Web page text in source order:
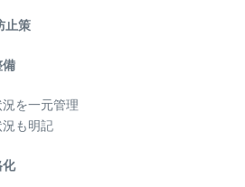
止策
備
を一元管理
も明記
化